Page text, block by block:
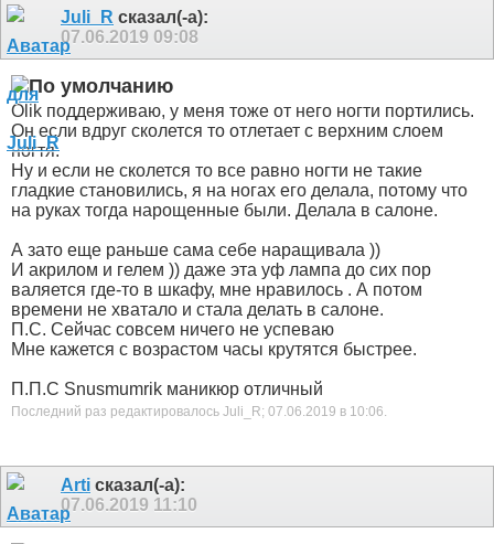
Juli_R сказал(-а):
07.06.2019 09:08
Olik поддерживаю, у меня тоже от него ногти портились.
Он если вдруг сколется то отлетает с верхним слоем
ногтя.
Ну и если не сколется то все равно ногти не такие
гладкие становились, я на ногах его делала, потому что
на руках тогда нарощенные были. Делала в салоне.
А зато еще раньше сама себе наращивала ))
И акрилом и гелем )) даже эта уф лампа до сих пор
валяется где-то в шкафу, мне нравилось . А потом
времени не хватало и стала делать в салоне.
П.С. Сейчас совсем ничего не успеваю
Мне кажется с возрастом часы крутятся быстрее.
П.П.С Snusmumrik маникюр отличный
Последний раз редактировалось Juli_R; 07.06.2019 в 10:06
Arti сказал(-а):
07.06.2019 11:10